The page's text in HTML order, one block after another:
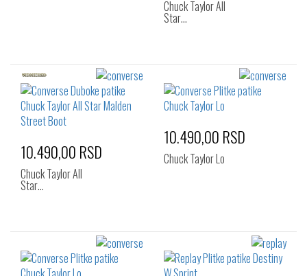
Chuck Taylor All
Star…
10.490,00 RSD
Chuck Taylor All
Star…
10.490,00 RSD
Chuck Taylor Lo